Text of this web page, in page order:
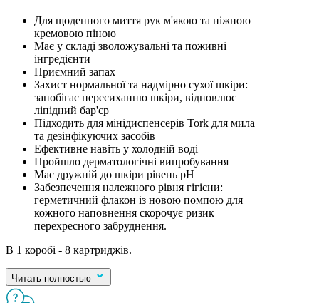
Для щоденного миття рук м'якою та ніжною
кремовою піною
Має у складі зволожувальні та поживні
інгредієнти
Приємний запах
Захист нормальної та надмірно сухої шкіри:
запобігає пересиханню шкіри, відновлює
ліпідний бар'єр
Підходить для мінідиспенсерів Tork для мила
та дезінфікуючих засобів
Ефективне навіть у холодній воді
Пройшло дерматологічні випробування
Має дружній до шкіри рівень pH
Забезпечення належного рівня гігієни:
герметичний флакон із новою помпою для
кожного наповнення скорочує ризик
перехресного забруднення.
В 1 коробі - 8 картриджів.
Читать полностью